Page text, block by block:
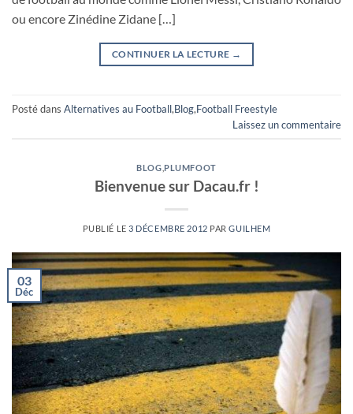
ou encore Zinédine Zidane […]
CONTINUER LA LECTURE →
Posté dans Alternatives au Football,Blog,Football Freestyle
Laissez un commentaire
BLOG PLUMFOOT
Bienvenue sur Dacau.fr !
PUBLIÉ LE3 DÉCEMBRE 2012 PARGUILHEM
03
Déc